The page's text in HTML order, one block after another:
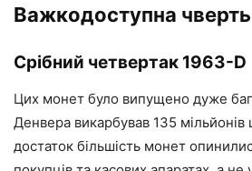
Важкодоступна
Срібний четвертак 1963-D
Цих монет було випущено дуже
Денвера викарбував 135
достаток більшість монет